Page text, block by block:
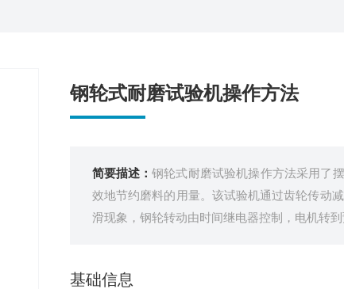
钢轮式耐磨试验机操作方法
简要描述： 钢轮式耐磨试验机操作方法采用了
效地节约磨料的用量。该试验机通过齿轮传动
滑现象，钢轮转动由时间继电器控制，电机转
基础信息